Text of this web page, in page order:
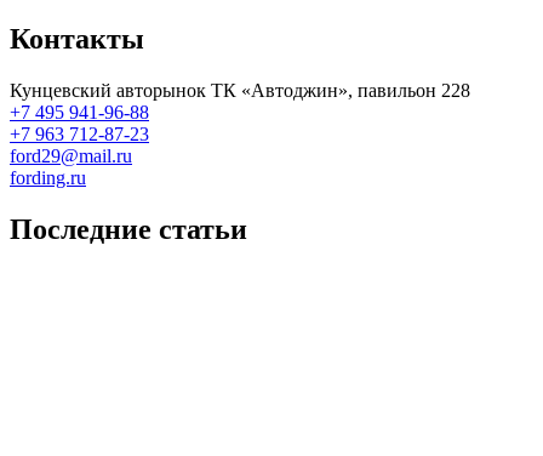
Контакты
Кунцевский авторынок ТК «Автоджин», павильон 228
+7 495 941-96-88
+7 963 712-87-23
ford29@mail.ru
fording.ru
Последние статьи